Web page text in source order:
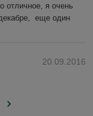
отличное, я очень
еще один
20.09.2016